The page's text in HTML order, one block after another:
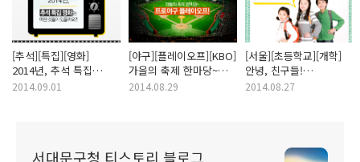
[추석][특집][영화]
2014년, 추석 특집
영화는 어떤 것들이
2014.09.01
[야구][플레이오프][KBO]
가을의 축제 한마당~
프로야구 플레이오프!
2014.08.29
[서울][초등학교][개학]
안녕, 친구들!
오랜만이야 반가워!!
2014.08.27
서대문구청 티스토리 블로그